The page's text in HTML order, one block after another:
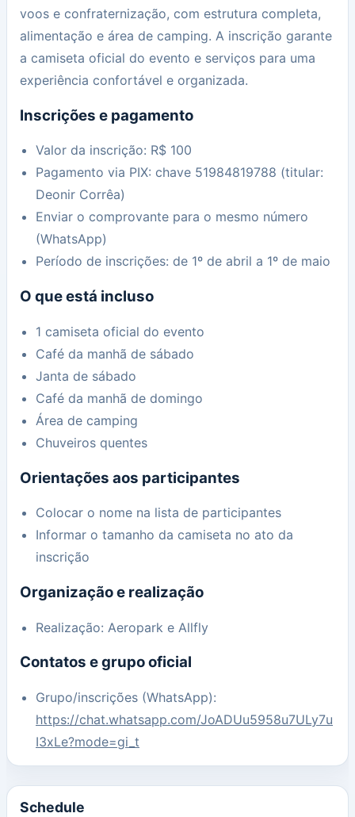
voos e confraternização, com estrutura completa,
alimentação e área de camping. A inscrição garante
a camiseta oficial do evento e serviços para uma
experiência confortável e organizada.
Inscrições e pagamento
Valor da inscrição: R$ 100
Pagamento via PIX: chave 51984819788 (titular:
Deonir Corrêa)
Enviar o comprovante para o mesmo número
(WhatsApp)
Período de inscrições: de 1º de abril a 1º de maio
O que está incluso
1 camiseta oficial do evento
Café da manhã de sábado
Janta de sábado
Café da manhã de domingo
Área de camping
Chuveiros quentes
Orientações aos participantes
Colocar o nome na lista de participantes
Informar o tamanho da camiseta no ato da
inscrição
Organização e realização
Realização: Aeropark e Allfly
Contatos e grupo oficial
Grupo/inscrições (WhatsApp):
https://chat.whatsapp.com/JoADUu5958u7ULy7u
I3xLe?mode=gi_t
Schedule